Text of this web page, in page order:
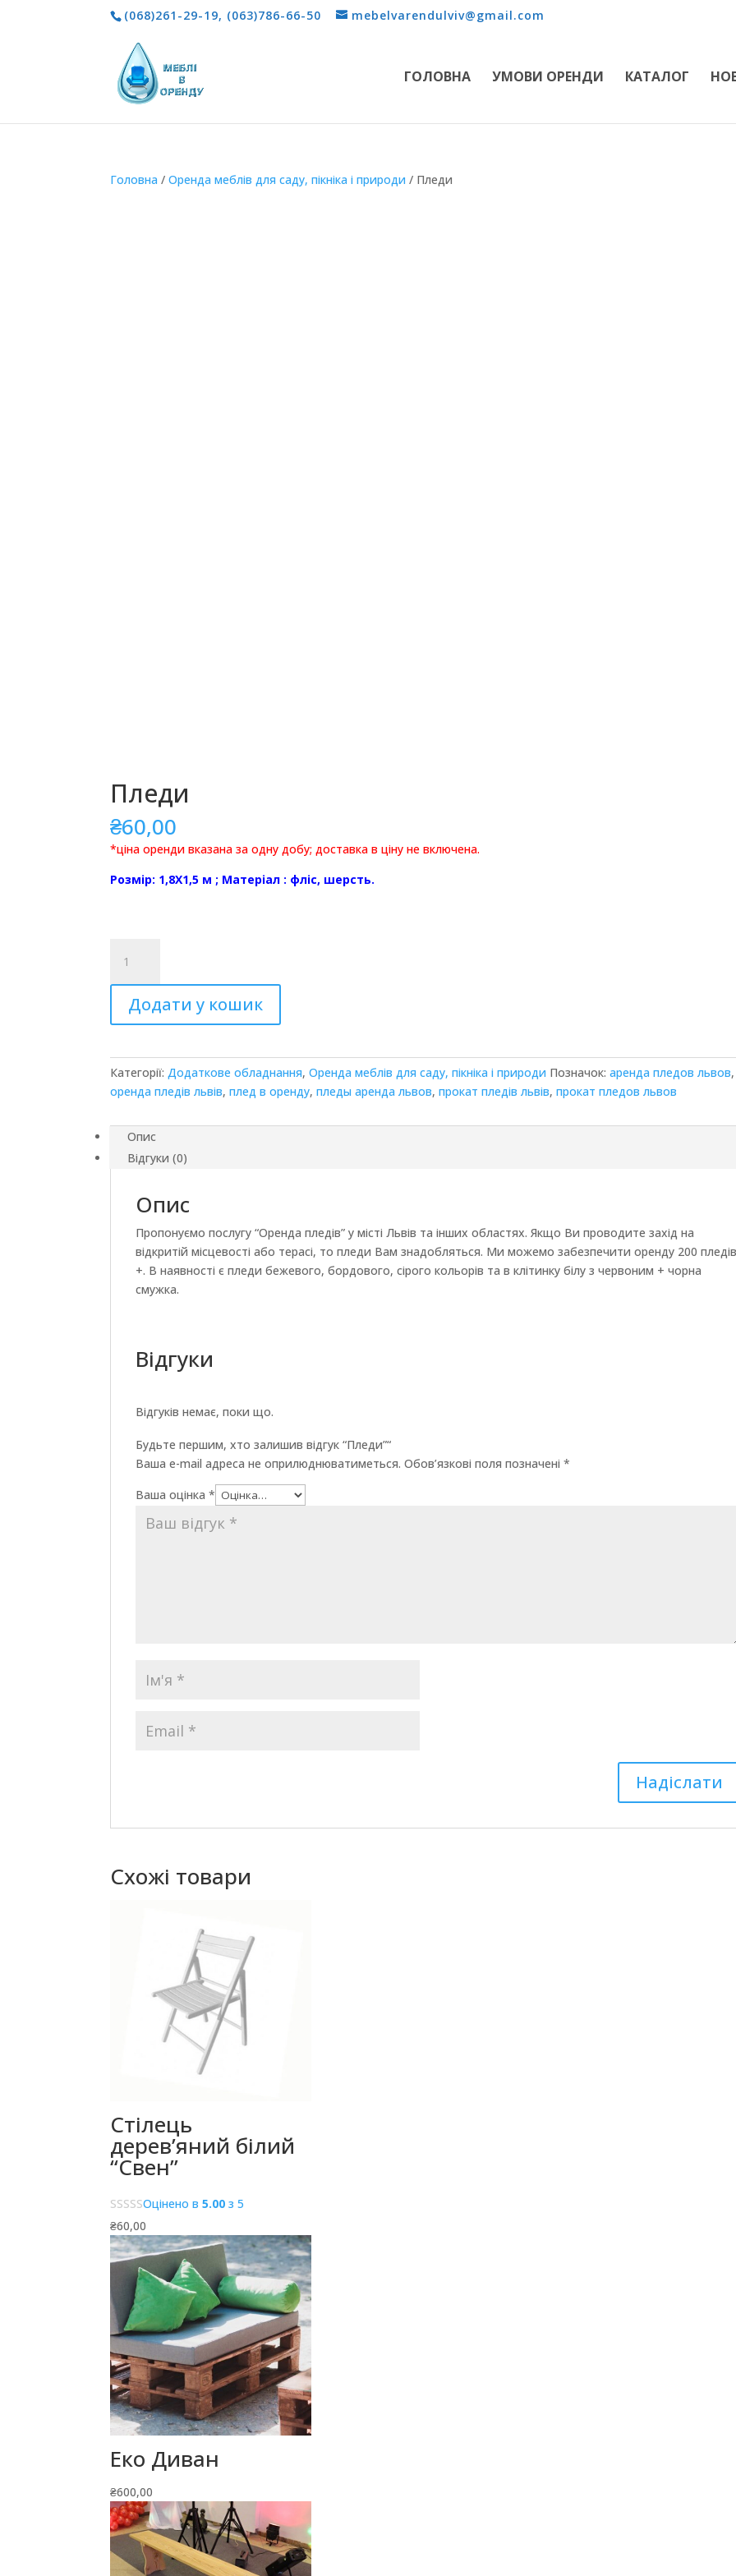
(068)261-29-19, (063)786-66-50 mebelvarendulviv@gmail.com
ГОЛОВНА УМОВИ ОРЕНДИ КАТАЛОГ
Головна /Оренда меблів для саду, пікніка і природи / Пледи
Пледи
₴60,00
*ціна оренди вказана за одну добу; доставка в ціну не включена.
Розмір: 1,8Х1,5 м ; Матеріал : фліс, шерсть.
кількість
Додати у кошик
Категорії:Додаткове обладнання,Оренда меблів для саду, пікніка і природи Позначок:аренда пледов львов,
оренда пледів львів,плед в оренду,пледы аренда львов,прокат пледів львів,прокат пледов львов
Опис
Відгуки (0)
Опис
Пропонуємо послугу “Оренда пледів” у місті Львів та інших областях. Якщо Ви проводите захід на
відкритій місцевості або терасі, то пледи Вам знадобляться. Ми можемо забезпечити оренду 200
+. В наявності є пледи бежевого, бордового, сірого кольорів та в клітинку білу з червоним + чорна
смужка.
Відгуки
Відгуків немає, поки що.
Будьте першим, хто залишив відгук “Пледи”“
Ваша e-mail адреса не оприлюднюватиметься. Обов’язкові поля позначені*
Ваша оцінка*
Схожі товари
Стілець
дерев’яний білий
“Свен”
Оцінено в5.00 з 5
₴60,00
Еко Диван
₴600,00